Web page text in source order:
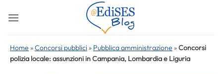
Home »Concorsi pubblici » Pubblica amministrazione »Concorsi
polizia locale: assunzioni in Campania, Lombardia e Liguria